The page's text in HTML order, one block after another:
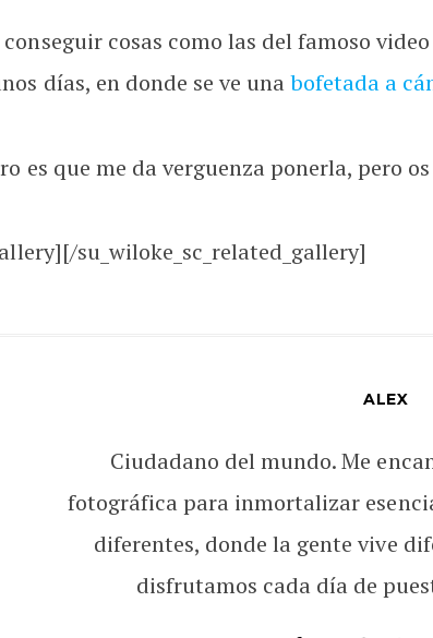
cosas como las del famoso
días, en donde se ve unabofetada a
es que me da verguenza ponerla, pero
su_wiloke_sc_related_gallery]
ALEX
Ciudadano del mundo. Me
fotográfica para inmortalizar
diferentes, donde la gente vive
disfrutamos cada día de